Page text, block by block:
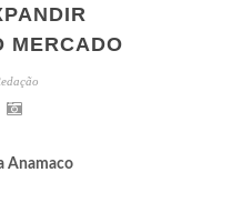
MERCADO
Anamaco